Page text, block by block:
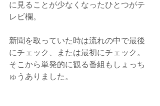
に見ることが少なくなったひとつがテ
レビ欄。
新聞を取っていた時は流れの中で最後
にチェック、または最初にチェック。
そこから単発的に観る番組もしょっち
ゅうありました。